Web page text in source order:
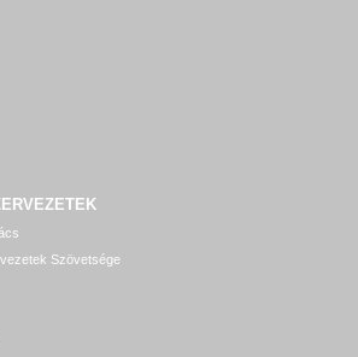
Szövetsége